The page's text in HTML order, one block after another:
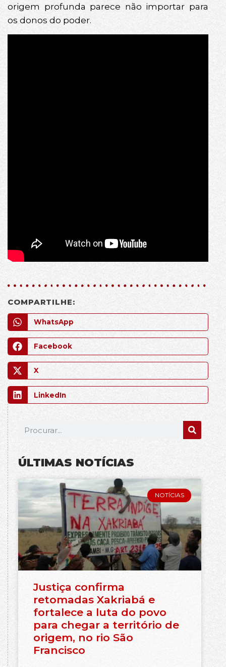
origem profunda parece não importar para
os donos do poder.
COMPARTILHE:
WhatsApp
Facebook
X
LinkedIn
ÚLTIMAS NOTÍCIAS
NOTÍCIAS
Justiça confirma
retomadas Xakriabá e
fortalece a luta do povo
para chegar a território de
origem, no rio São
Francisco